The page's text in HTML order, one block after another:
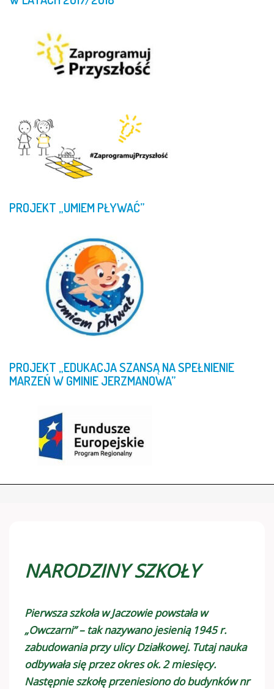
PROJEKT „UMIEMPŁYWAĆ”
PROJEKT „EDUKACJASZANSĄNASPEŁNIENIE
MARZEŃWGMINIEJERZMANOWA”
NARODZINY SZKOŁY
Pierwsza szkoła w Jaczowie powstała w
„Owczarni” – tak nazywano jesienią 1945 r.
zabudowania przy ulicy Działkowej. Tutaj nauka
odbywała się przez okres ok. 2 miesięcy.
Następnie szkołę przeniesiono do budynków nr